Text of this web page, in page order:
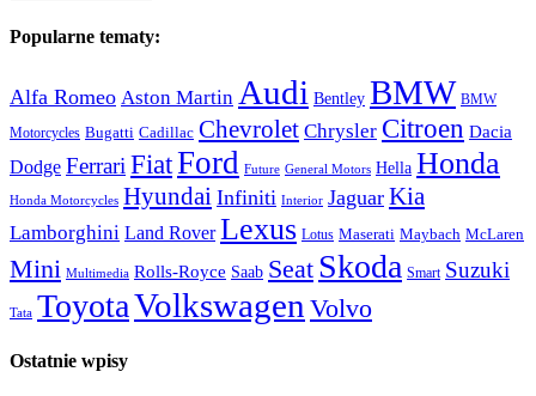
Popularne tematy:
Alfa Romeo Aston Martin Audi Bentley BMW BMW
Motorcycles Bugatti Cadillac Chevrolet Chrysler Citroen Dacia
Dodge Ferrari FiatFord Future General Motors Hella Honda
Honda Motorcycles Hyundai Infiniti Interior Jaguar Kia
Lamborghini Land Rover Lexus Lotus Maserati Maybach McLaren
Mini Multimedia Rolls-Royce Saab Seat Skoda Smart Suzuki
Tata ToyotaVolkswagen Volvo
Ostatnie wpisy